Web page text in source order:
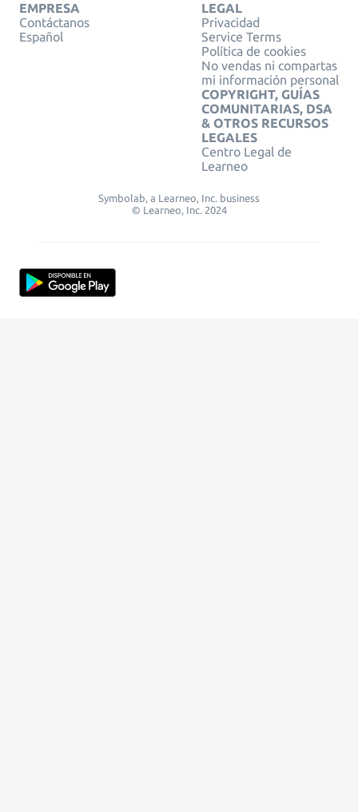
EMPRESA
Contáctanos
Español
LEGAL
Privacidad
Service Terms
Política de cookies
No vendas ni compartas
mi información personal
COPYRIGHT, GUÍAS
COMUNITARIAS, DSA
& OTROS RECURSOS
LEGALES
Centro Legal de
Learneo
Symbolab, a Learneo, Inc. business
© Learneo, Inc. 2024